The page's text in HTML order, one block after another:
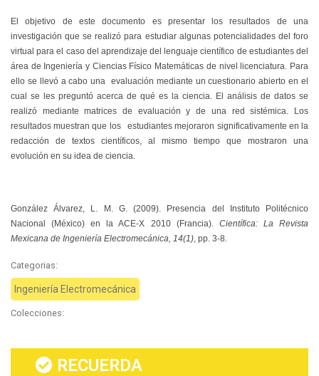
El objetivo de este documento es presentar los resultados de una
investigación que se realizó para estudiar algunas potencialidades del foro
virtual para el caso del aprendizaje del lenguaje científico de estudiantes del
área de Ingeniería y Ciencias Físico Matemáticas de nivel licenciatura. Para
ello se llevó a cabo una evaluación mediante un cuestionario abierto en el
cual se les preguntó acerca de qué es la ciencia. El análisis de datos se
realizó mediante matrices de evaluación y de una red sistémica. Los
resultados muestran que los estudiantes mejoraron significativamente en la
redacción de textos científicos, al mismo tiempo que mostraron una
evolución en su idea de ciencia.
González Álvarez, L. M. G. (2009). Presencia del Instituto Politécnico
Nacional (México) en la ACE-X 2010 (Francia). Científica: La Revista
Mexicana de Ingeniería Electromecánica, 14(1), pp. 3-8.
Categorias:
Ingeniería Electromecánica
Colecciones:
RECUERDA